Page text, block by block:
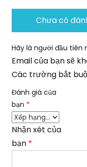
Chưa có
Hãy là người đầu tiên
Email của bạn sẽ
Các trường bắt
Đánh giá của
bạn *
Nhận xét của
bạn *